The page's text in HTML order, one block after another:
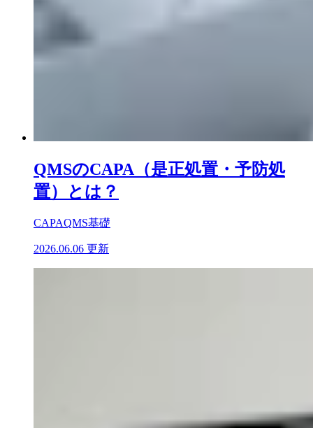
QMSのCAPA（是正処置・予防処
置）とは？
CAPAQMS基礎
2026.06.06 更新